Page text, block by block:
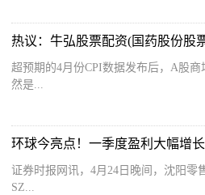
热议：牛弘股票配资(国药股份股
超预期的4月份CPI数据发布后，A股
然是...
证券时报网讯，4月24日晚间，沈阳零
SZ...